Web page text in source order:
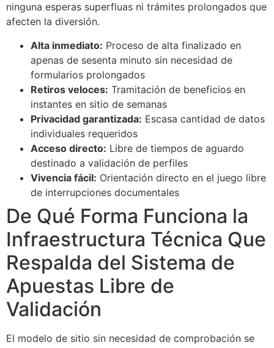
ninguna esperas superfluas ni trámites prolongados que
afecten la diversión.
Alta inmediato: Proceso de alta finalizado en
apenas de sesenta minuto sin necesidad de
formularios prolongados
Retiros veloces: Tramitación de beneficios en
instantes en sitio de semanas
Privacidad garantizada: Escasa cantidad de datos
individuales requeridos
Acceso directo: Libre de tiempos de aguardo
destinado a validación de perfiles
Vivencia fácil: Orientación directo en el juego libre
de interrupciones documentales
De Qué Forma Funciona la
Infraestructura Técnica Que
Respalda del Sistema de
Apuestas Libre de
Validación
El modelo de sitio sin necesidad de comprobación se